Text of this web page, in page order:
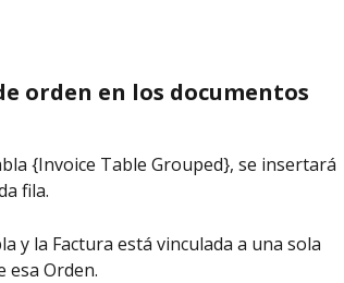
orden en los documentos
{Invoice Table Grouped}, se insertará
fila.
y la Factura está vinculada a una sola
esa Orden.